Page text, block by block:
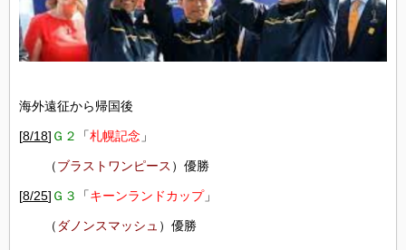
海外遠征から帰国後
[8/18] Ｇ２ 「札幌記念 」
（ブラストワンピース ）優勝
[8/25] Ｇ３ 「キーンランドカップ」
（ ダノンスマッシュ ）優勝